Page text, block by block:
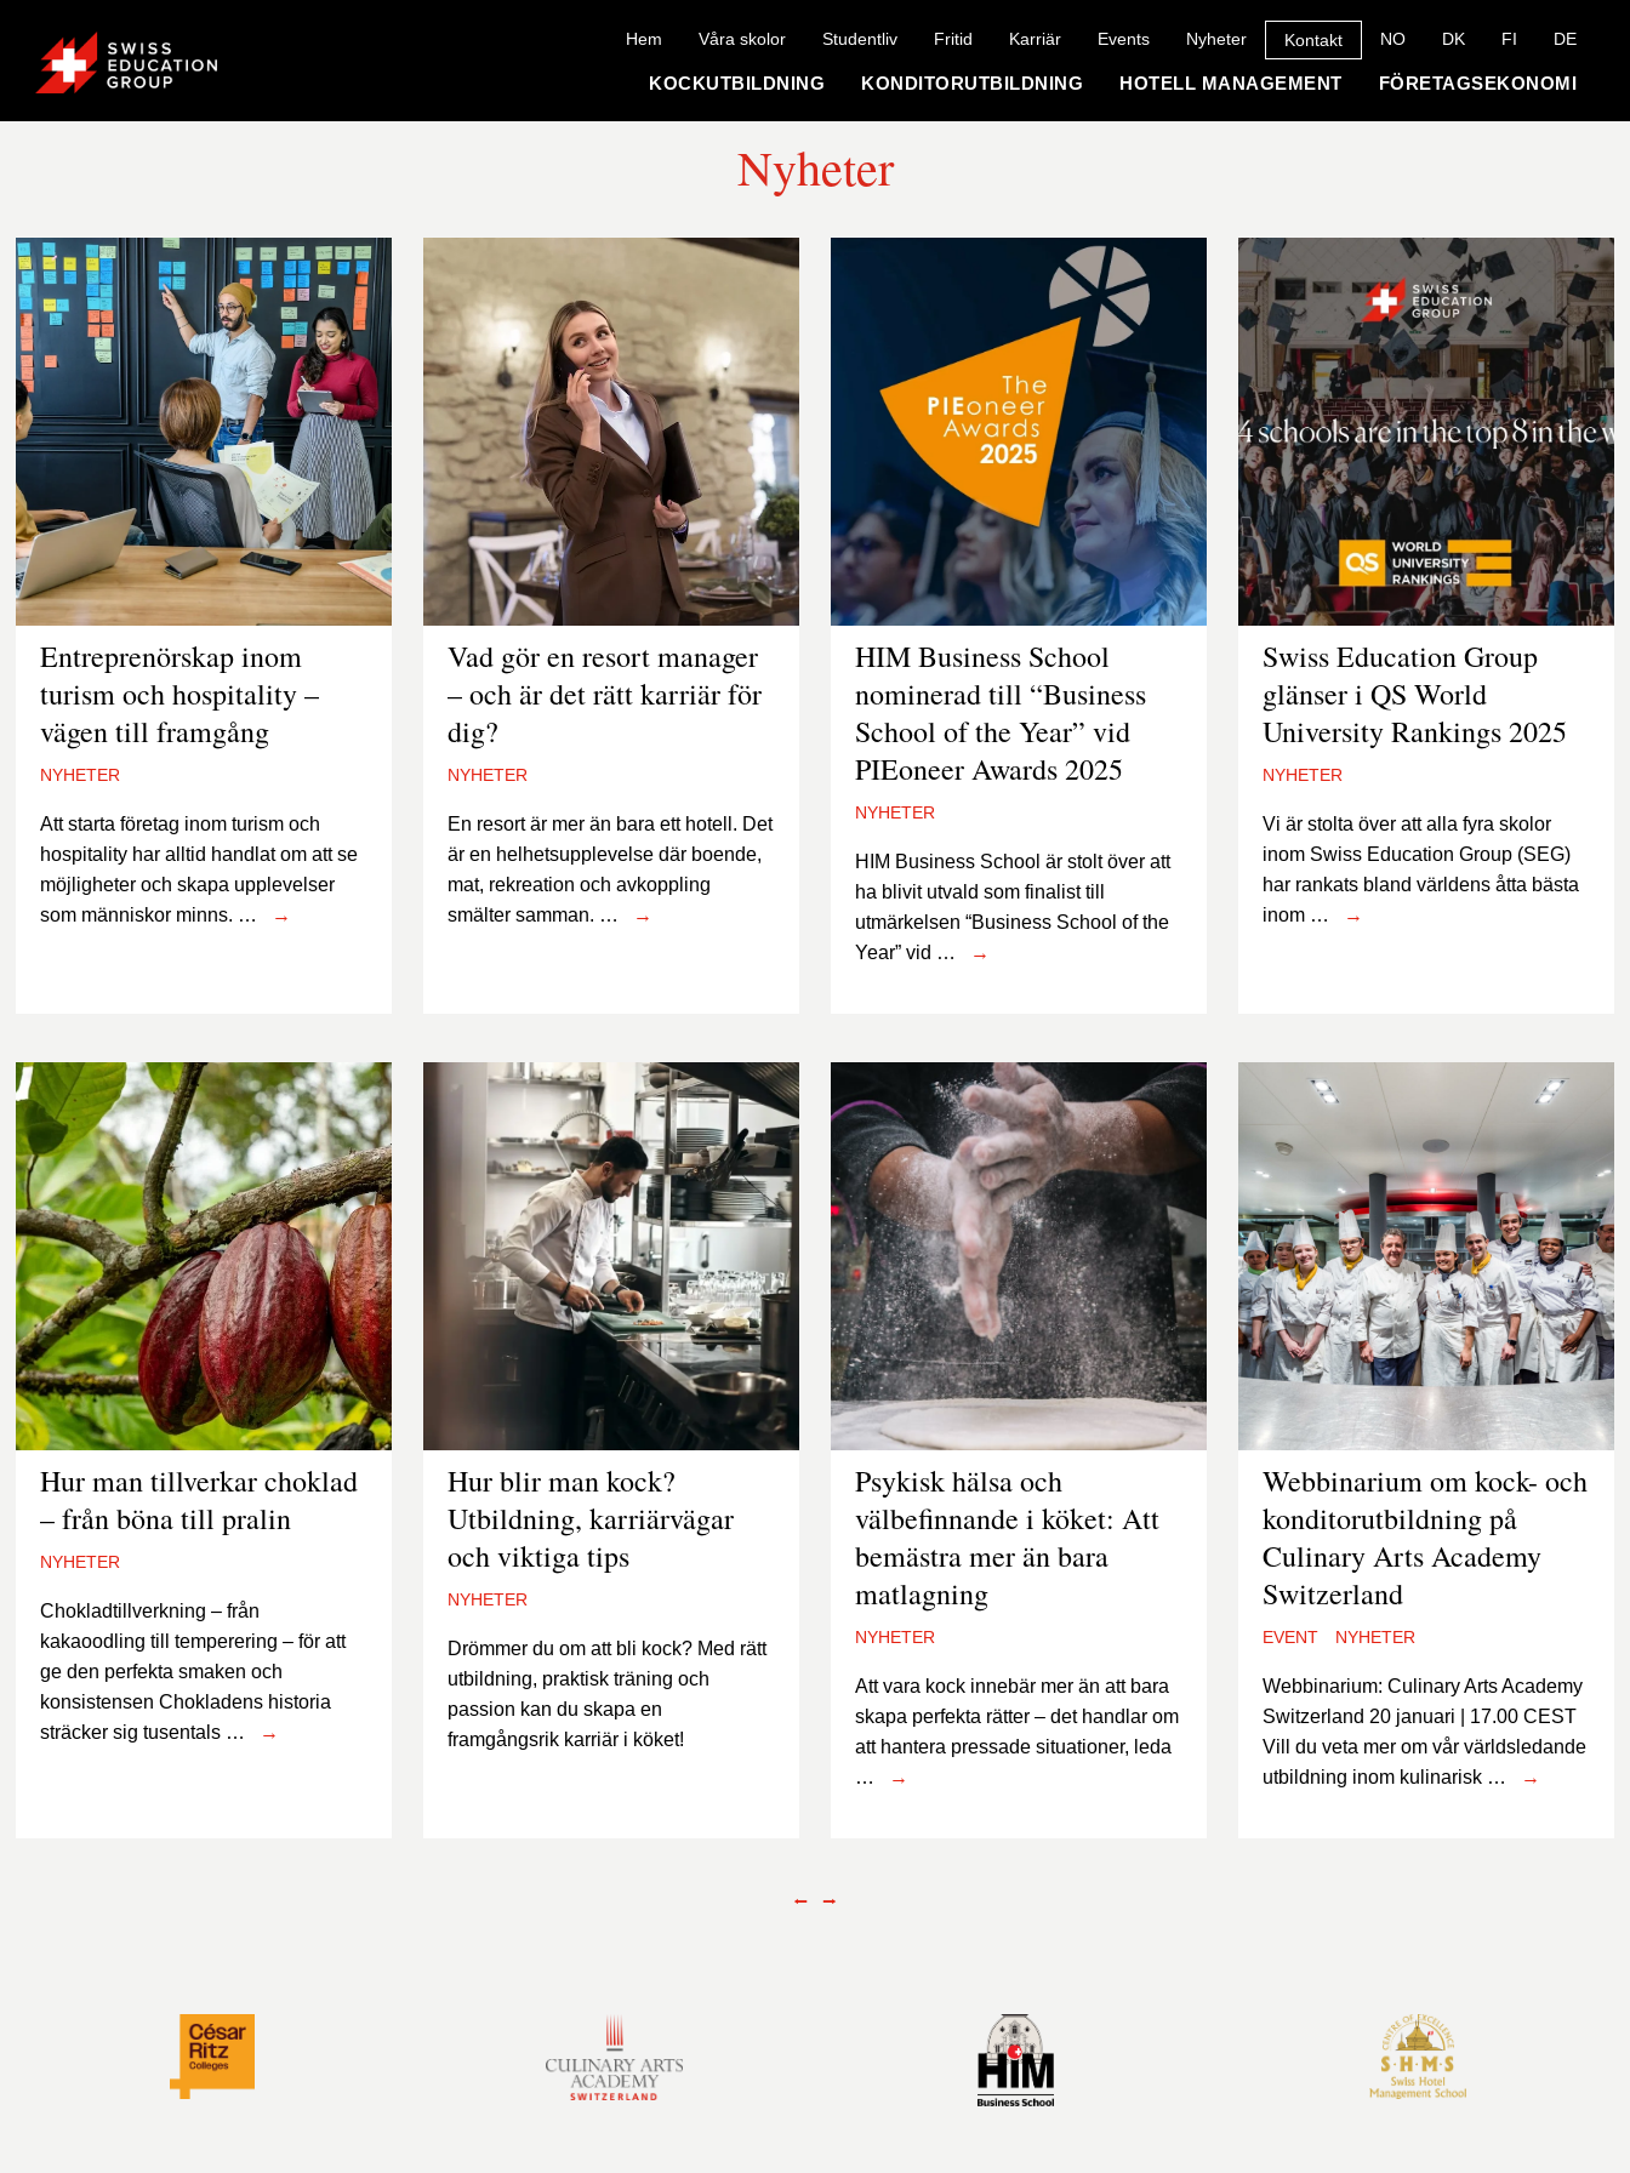
DE
FI
DK
NO
Kontakt
Nyheter
Events
Karriär
Fritid
Studentliv
Våra skolor
Hem
KOCKUTBILDNING KONDITORUTBILDNING HOTELL MANAGEMENT FÖRETAGSEKONOMI
Nyheter
Entreprenörskap inom
turism och hospitality –
vägen till framgång
NYHETER
Att starta företag inom turism och
hospitality har alltid handlat om att se
möjligheter och skapa upplevelser
som människor minns. …
→
Vad gör en resort manager
– och är det rätt karriär för
dig?
NYHETER
En resort är mer än bara ett hotell. Det
är en helhetsupplevelse där boende,
mat, rekreation och avkoppling
smälter samman. …
→
HIM Business School
nominerad till “Business
School of the Year” vid
PIEoneer Awards 2025
NYHETER
HIM Business School är stolt över att
ha blivit utvald som finalist till
utmärkelsen “Business School of the
Year” vid …
→
Swiss Education Group
glänser i QS World
University Rankings 2025
NYHETER
Vi är stolta över att alla fyra skolor
inom Swiss Education Group (SEG)
har rankats bland världens åtta bästa
inom …
→
Hur man tillverkar choklad
– från böna till pralin
NYHETER
Chokladtillverkning – från
kakaoodling till temperering – för att
ge den perfekta smaken och
konsistensen Chokladens historia
sträcker sig tusentals …
→
Hur blir man kock?
Utbildning, karriärvägar
och viktiga tips
NYHETER
Drömmer du om att bli kock? Med rätt
utbildning, praktisk träning och
passion kan du skapa en
framgångsrik karriär i köket!
Psykisk hälsa och
välbefinnande i köket: Att
bemästra mer än bara
matlagning
NYHETER
Att vara kock innebär mer än att bara
skapa perfekta rätter – det handlar om
att hantera pressade situationer, leda
…
→
Webbinarium om kock- och
konditorutbildning på
Culinary Arts Academy
Switzerland
EVENT NYHETER
Webbinarium: Culinary Arts Academy
Switzerland 20 januari | 17.00 CEST
Vill du veta mer om vår världsledande
utbildning inom kulinarisk …
→
⭠ ⭢